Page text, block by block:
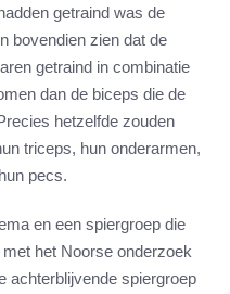
getraind was de
bovendien zien dat de
getraind in combinatie
dan de biceps die de
hetzelfde zouden
triceps, hun onderarmen,
pecs.
en een spiergroep die
het Noorse onderzoek
achterblijvende spiergroep